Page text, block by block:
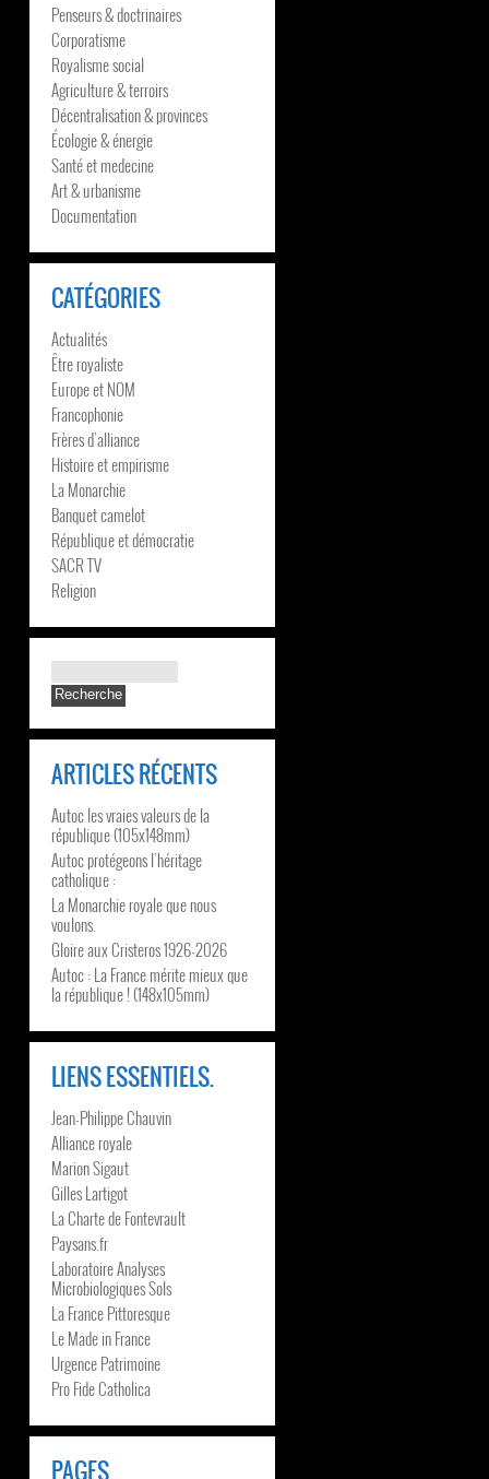
Penseurs & doctrinaires
Corporatisme
Royalisme social
Agriculture & terroirs
Décentralisation & provinces
Écologie & énergie
Santé et medecine
Art & urbanisme
Documentation
CATÉGORIES
Actualités
Être royaliste
Europe et NOM
Francophonie
Frères d’alliance
Histoire et empirisme
La Monarchie
Banquet camelot
République et démocratie
SACR TV
Religion
ARTICLES RÉCENTS
Autoc les vraies valeurs de la
république (105x148mm)
Autoc protégeons l’héritage
catholique :
La Monarchie royale que nous
voulons.
Gloire aux Cristeros 1926-2026
Autoc : La France mérite mieux que
la république ! (148x105mm)
LIENS ESSENTIELS.
Jean-Philippe Chauvin
Alliance royale
Marion Sigaut
Gilles Lartigot
La Charte de Fontevrault
Paysans.fr
Laboratoire Analyses
Microbiologiques Sols
La France Pittoresque
Le Made in France
Urgence Patrimoine
Pro Fide Catholica
PAGES